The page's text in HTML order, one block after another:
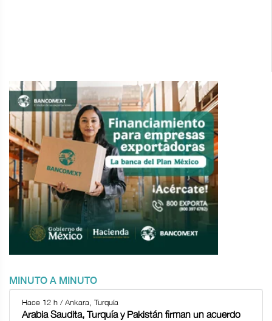
MINUTO A MINUTO
Hace 12 h / Ankara, Turquía
Arabia Saudita, Turquía y Pakistán firman un acuerdo